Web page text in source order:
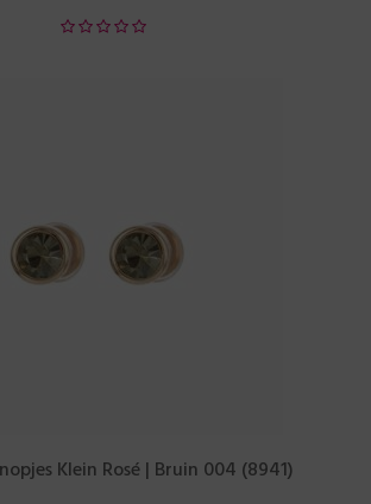
Klein Rosé | Bruin 004 (8941)